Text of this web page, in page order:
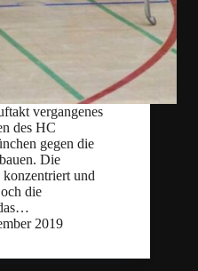
vergangenes
des HC
gegen die
Die
und
die
2019